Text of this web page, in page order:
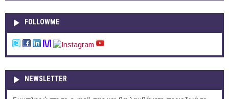
FOLLOWME
NEWSLETTER